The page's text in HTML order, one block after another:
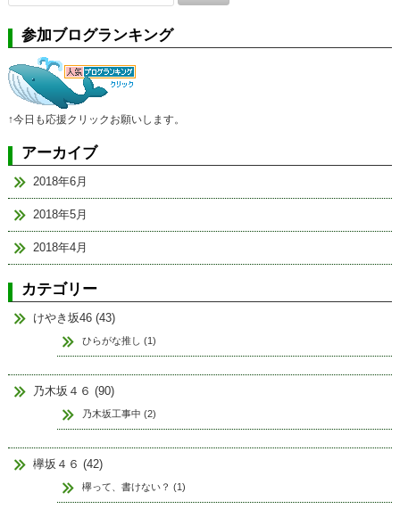
索:
参加ブログランキング
↑今日も応援クリックお願いします。
アーカイブ
2018年6月
2018年5月
2018年4月
カテゴリー
けやき坂46 (43)
ひらがな推し (1)
乃木坂４６ (90)
乃木坂工事中 (2)
欅坂４６ (42)
欅って、書けない？ (1)